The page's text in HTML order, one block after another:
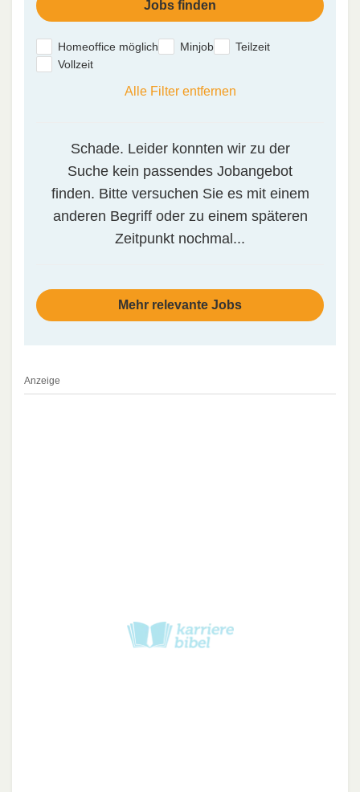
Homeoffice möglich Minjob
Teilzeit
Vollzeit
Alle Filter entfernen
Schade. Leider konnten wir zu der
Suche kein passendes Jobangebot
finden. Bitte versuchen Sie es mit einem
anderen Begriff oder zu einem späteren
Zeitpunkt nochmal...
Mehr relevante Jobs
Anzeige